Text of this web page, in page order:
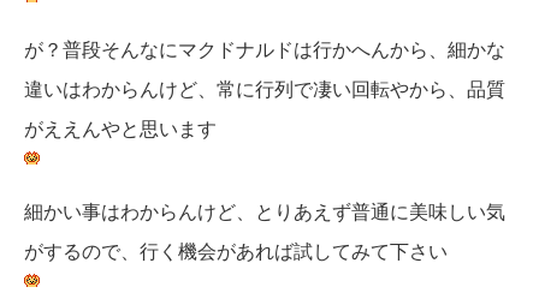
が？普段そんなにマクドナルドは行かへんから、細かな
違いはわからんけど、常に行列で凄い回転やから、品質
がええんやと思います
細かい事はわからんけど、とりあえず普通に美味しい気
がするので、行く機会があれば試してみて下さい